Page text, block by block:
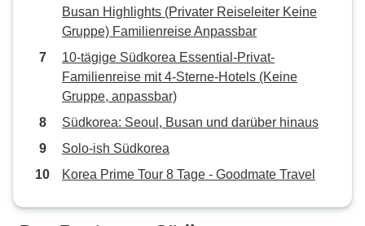
Busan Highlights (Privater Reiseleiter Keine
Gruppe) Familienreise Anpassbar
10-tägige Südkorea Essential-Privat-
Familienreise mit 4-Sterne-Hotels (Keine
Gruppe, anpassbar)
Südkorea: Seoul, Busan und darüber hinaus
Solo-ish Südkorea
Korea Prime Tour 8 Tage - Goodmate Travel